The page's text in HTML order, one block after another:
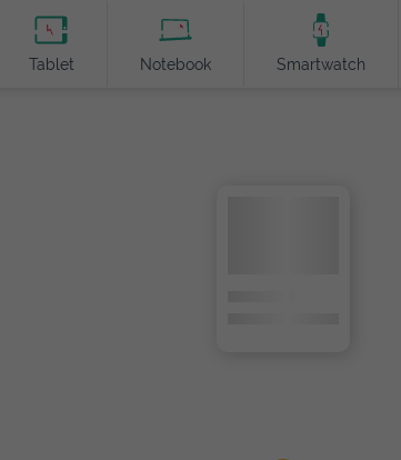
Tablet Notebook Smartwatch